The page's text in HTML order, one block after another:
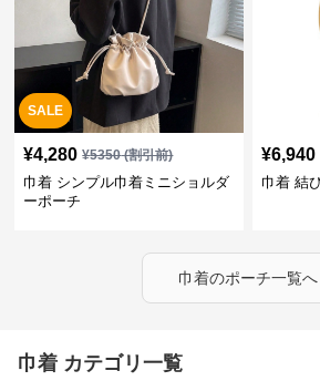
SALE
¥4,280 ¥5350(割引前)
巾着 シンプル巾着ミニショルダ
ーポーチ
¥6,940
巾着 結
巾着のポーチ一覧へ
巾着 カテゴリ一覧